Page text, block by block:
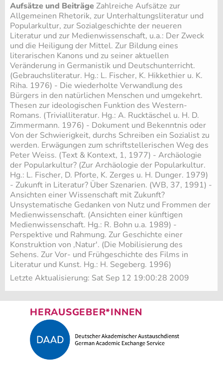
Aufsätze und BeiträgeZahlreiche Aufsätze zur
Allgemeinen Rhetorik, zur Unterhaltungsliteratur und
Popularkultur, zur Sozialgeschichte der neueren
Literatur und zur Medienwissenschaft, u.a.: Der Zweck
und die Heiligung der Mittel. Zur Bildung eines
literarischen Kanons und zu seiner aktuellen
Veränderung in Germanistik und Deutschunterricht.
(Gebrauchsliteratur. Hg.: L. Fischer, K. Hikkethier u. K.
Riha. 1976) - Die wiederholte Verwandlung des
Bürgers in den natürlichen Menschen und umgekehrt.
Thesen zur ideologischen Funktion des Western-
Romans. (Trivialliteratur. Hg.: A. Rucktäschel u. H. D.
Zimmermann. 1976) - Dokument und Bekenntnis oder
Von der Schwierigkeit, durchs Schreiben ein Sozialist zu
werden. Erwägungen zum schriftstellerischen Weg des
Peter Weiss. (Text & Kontext, 1, 1977) - Archäologie
der Popularkultur? (Zur Archäologie der Popularkultur.
Hg.: L. Fischer, D. Pforte, K. Zerges u. H. Dunger. 1979)
- Zukunft in Literatur? Über Szenarien. (WB, 37, 1991) -
Ansichten einer Wissenschaft mit Zukunft?
Unsystematische Gedanken von Nutz und Frommen der
Medienwissenschaft. (Ansichten einer künftigen
Medienwissenschaft. Hg.: R. Bohn u.a. 1989) -
Perspektive und Rahmung. Zur Geschichte einer
Konstruktion von ,Natur'. (Die Mobilisierung des
Sehens. Zur Vor- und Frühgeschichte des Films in
Literatur und Kunst. Hg.: H. Segeberg. 1996)
Letzte Aktualisierung: Sat Sep 12 19:00:28 2009
HERAUSGEBER*INNEN